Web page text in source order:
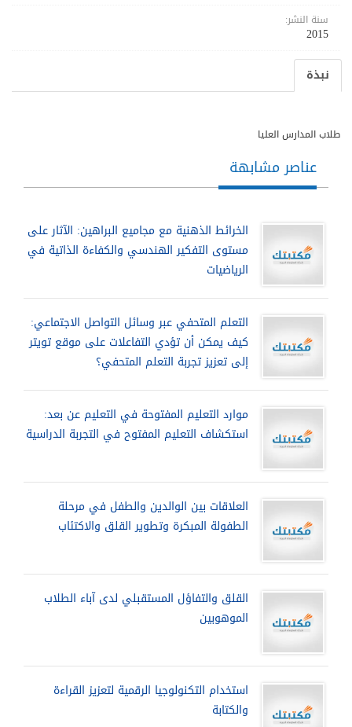
سنة النشر:
2015
نبذة
طلاب المدارس العليا
عناصر مشابهة
الخرائط الذهنية مع مجاميع البراهين: الآثار على
مستوى التفكير الهندسي والكفاءة الذاتية في
الرياضيات
التعلم المتحفي عبر وسائل التواصل الاجتماعي:
كيف يمكن أن تؤدي التفاعلات على موقع تويتر
إلى تعزيز تجربة التعلم المتحفي؟
موارد التعليم المفتوحة في التعليم عن بعد:
استكشاف التعليم المفتوح في التجربة الدراسية
العلاقات بين الوالدين والطفل في مرحلة
الطفولة المبكرة وتطوير القلق والاكتئاب
القلق والتفاؤل المستقبلي لدى آباء الطلاب
الموهوبين
استخدام التكنولوجيا الرقمية لتعزيز القراءة
والكتابة